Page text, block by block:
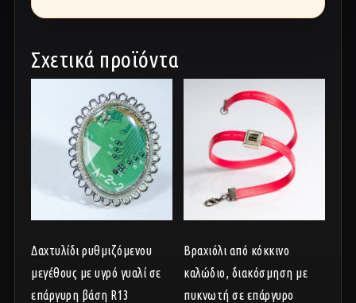
Σχετικά προϊόντα
Δαχτυλίδι ρυθμιζόμενου
μεγέθους με υγρό γυαλί σε
επάργυρη βάση R13
Βραχιόλι από κόκκινο
καλώδιο, διακόσμηση με
πυκνωτή σε επάργυρο